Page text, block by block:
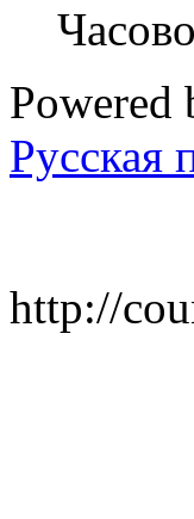
Powered
Русская
http://